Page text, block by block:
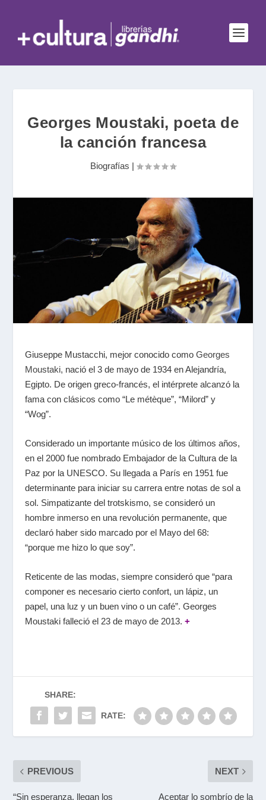
Georges Moustaki, poeta de
la canción francesa
Biografías |
Giuseppe Mustacchi, mejor conocido comoGeorges
Moustaki, nació el 3 de mayo de 1934 en Alejandría,
Egipto. De origen greco-francés, el intérprete alcanzó la
fama con clásicos como “Le métèque”, “Milord” y
“Wog”.
Considerado un importante músico de los últimos años,
en el 2000 fue nombrado Embajador de la Cultura de la
Paz por la UNESCO. Su llegada a París en 1951 fue
determinante para iniciar su carrera entre notas de sol a
sol. Simpatizante del trotskismo, se consideró un
hombre inmerso en una revolución permanente, que
declaró haber sido marcado por el Mayo del 68:
“porque me hizo lo que soy”.
Reticente de las modas, siempre consideró que “para
componer es necesario cierto confort, un lápiz, un
papel, una luz y un buen vino o un café”. Georges
Moustaki falleció el 23 de mayo de 2013.+
SHARE:
RATE:
PREVIOUS
“Sin esperanza, llegan los
NEXT
Aceptar lo sombrío de la